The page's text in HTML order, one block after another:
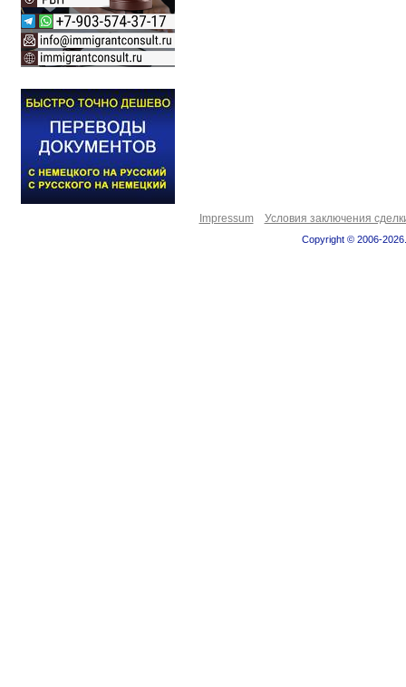
Impressum Условия заключения
Copyright © 2006-